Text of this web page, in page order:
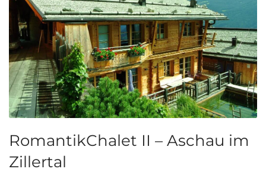
RomantikChalet II – Aschau im
Zillertal